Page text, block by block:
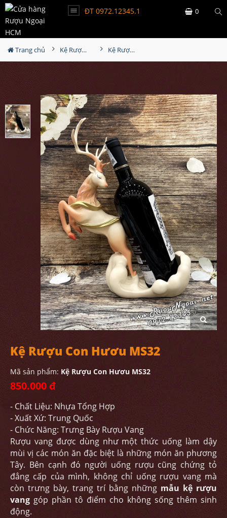
ĐT 0972.12345.1 0
Trang chủ Kệ Rượu Siêu Đẹp Kệ Rượu Con Hươu MS32
Kệ Rượu Con Hươu MS32
Mã sản phẩm: Kệ Rượu Con Hươu MS32
850.000 đ
- Chất Liệu: Nhựa Tổng Hợp
- Xuất Xứ: Trung Quốc
- Chức Năng: Trưng Bày Rượu Vang
Rượu vang được dùng như một thức uống làm dậy
mùi vị các món ăn đặc biệt là những món ăn phương
Tây. Bên cạnh đó người uống rượu cũng chứng tỏ
đẳng cấp của mình, không chỉ uống rượu vang mà
còn trưng bày, trang trí bằng những mẫu kệ rượu
vang góp phần tô điểm cho không sống thêm sinh
động.